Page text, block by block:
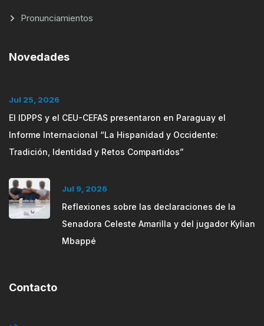
Pronunciamientos
Novedades
Jul 25, 2026
El IDPPS y el CEU-CEFAS presentaron en Paraguay el
Informe Internacional “La Hispanidad y Occidente:
Tradición, Identidad y Retos Compartidos”
Jul 9, 2026
Reflexiones sobre las declaraciones de la
Senadora Celeste Amarilla y del jugador Kylian
Mbappé
Contacto